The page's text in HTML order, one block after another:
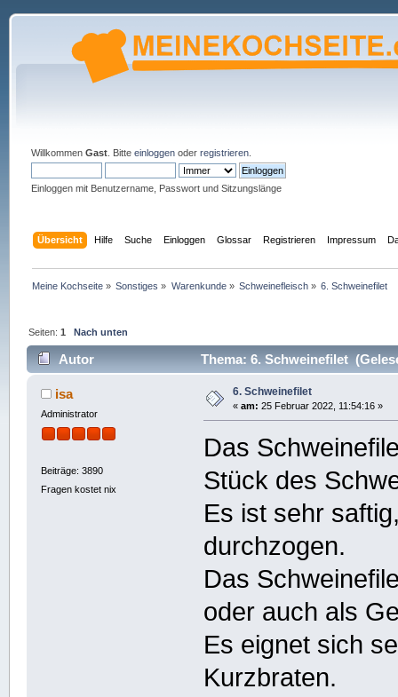
Willkommen Gast. Bitte einloggenoder registrieren.
Einloggen mit Benutzername, Passwort und Sitzungslänge
Übersicht Hilfe Suche Einloggen Glossar Registrieren Impressum
Meine Kochseite » Sonstiges » Warenkunde» Schweinefleisch » 6. Schweinefilet
Seiten:1 Nach unten
Autor Thema: 6. Schweinefilet
isa
Administrator
Beiträge: 3890
Fragen kostet nix
6. Schweinefilet
« am: 25 Februar 2022, 11:54:16 »
Das
Stück des
Es ist sehr
durchzogen.
Das
oder auch als
Es eignet sich
Kurzbraten.